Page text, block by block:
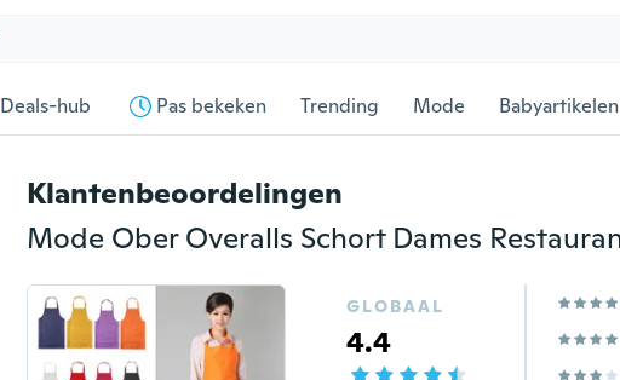
Deals-hub Pas bekeken Trending Mode Babyartikelen
Klantenbeoordelingen
GLOBAAL
4.4